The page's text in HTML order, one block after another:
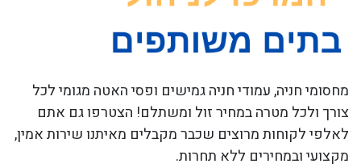
מחסומי חניה, עמודי חניה גמישים ופסי האטה מגומי לכל
צורך ולכל מטרה במחיר זול ומשתלם! הצטרפו גם אתם
לאלפי לקוחות מרוצים שכבר מקבלים מאיתנו שירות אמין,
מקצועי ובמחירים ללא תחרות.